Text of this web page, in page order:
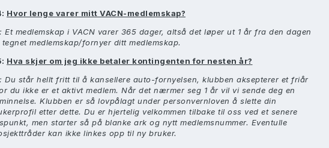
Hvor lenge varer mitt VACN-medlemskap?
Et medlemskap i VACN varer 365 dager, altså det løper ut 1 år fra den dagen
medlemskap/fornyer ditt medlemskap.
Hva skjer om jeg ikke betaler kontingenten for nesten år?
Du står hellt fritt til å kansellere auto-fornyelsen, klubben aksepterer et friår
du ikke er et aktivt medlem. Når det nærmer seg 1 år vil vi sende deg en
Klubben er så lovpålagt under personvernloven å slette din
etter dette. Du er hjertelig velkommen tilbake til oss ved et senere
men starter så på blanke ark og nytt medlemsnummer. Eventulle
kan ikke linkes opp til ny bruker.